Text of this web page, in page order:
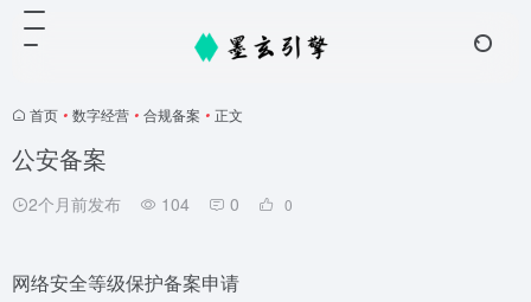
首页 • 数字经营 • 合规备案 • 正文
公安备案
2个月前发布 104 0 0
网络安全等级保护备案申请